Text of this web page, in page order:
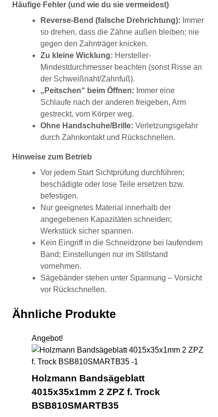
Häufige Fehler (und wie du sie vermeidest)
Reverse-Bend (falsche Drehrichtung): Immer
so drehen, dass die Zähne außen bleiben; nie
gegen den Zahnträger knicken.
Zu kleine Wicklung: Hersteller-
Mindestdurchmesser beachten (sonst Risse an
der Schweißnaht/Zahnfuß).
„Peitschen“ beim Öffnen: Immer eine
Schlaufe nach der anderen freigeben, Arm
gestreckt, vom Körper weg.
Ohne Handschuhe/Brille: Verletzungsgefahr
durch Zahnkontakt und Rückschnellen.
Hinweise zum Betrieb
Vor jedem Start Sichtprüfung durchführen;
beschädigte oder lose Teile ersetzen bzw.
befestigen.
Nur geeignetes Material innerhalb der
angegebenen Kapazitäten schneiden;
Werkstück sicher spannen.
Kein Eingriff in die Schneidzone bei laufendem
Band; Einstellungen nur im Stillstand
vornehmen.
Sägebänder stehen unter Spannung – Vorsicht
vor Rückschnellen.
Ähnliche Produkte
Angebot!
Holzmann Bandsägeblatt
4015x35x1mm 2 ZPZ f. Trock
BSB810SMARTB35